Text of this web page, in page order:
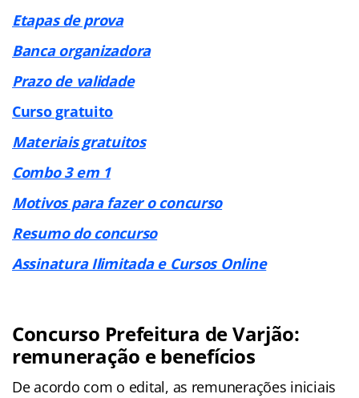
Etapas de prova
Banca organizadora
Prazo de validade
Curso gratuito
Materiais gratuitos
Combo 3 em 1
Motivos para fazer o concurso
Resumo do concurso
Assinatura Ilimitada e Cursos Online
Concurso Prefeitura de Varjão:
remuneração e benefícios
De acordo com o edital, as remunerações iniciais